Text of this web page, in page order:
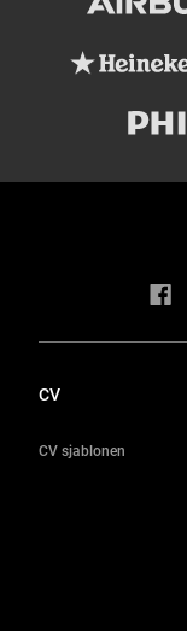
CV
CV sjablonen